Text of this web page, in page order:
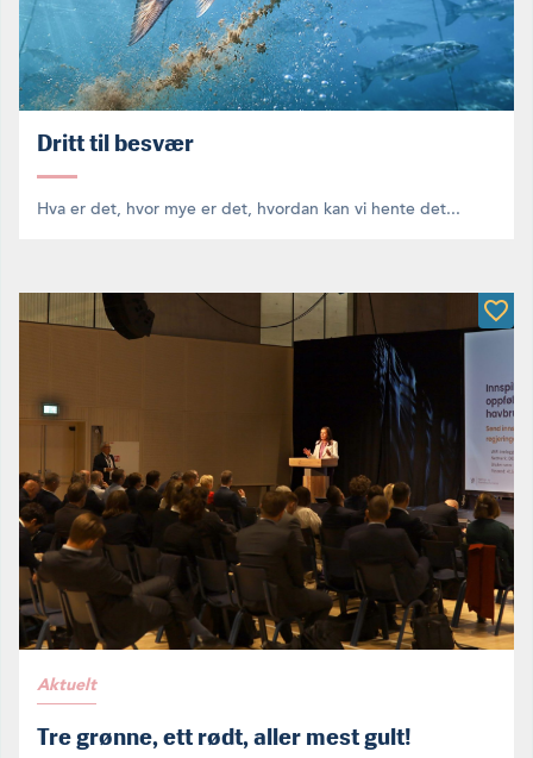
Dritt til besvær
Hva er det, hvor mye er det, hvordan kan vi hente det...
Aktuelt
Tre grønne, ett rødt, aller mest gult!